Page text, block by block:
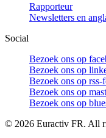
Rapporteur
Newsletters en
Social
Bezoek ons op
Bezoek ons op
Bezoek ons op rss-
Bezoek ons op
Bezoek ons op
© 2026 Euractiv FR. All